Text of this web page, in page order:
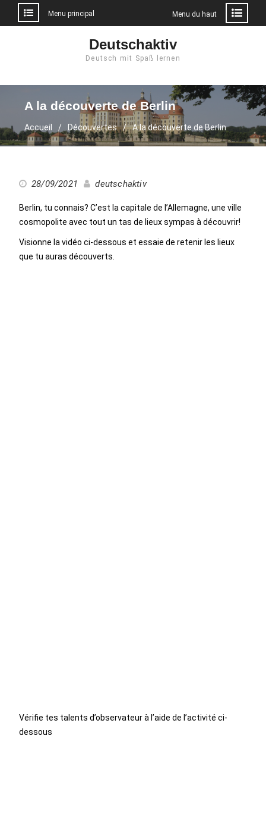
Menu principal Menu du haut
Deutschaktiv
Deutsch mit Spaß lernen
A la découverte de Berlin
Accueil Découvertes A la découverte de Berlin
28/09/2021 deutschaktiv
Berlin, tu connais? C’est la capitale de l’Allemagne, une ville
cosmopolite avec tout un tas de lieux sympas à découvrir!
Visionne la vidéo ci-dessous et essaie de retenir les lieux
que tu auras découverts.
Vérifie tes talents d’observateur à l’aide de l’activité ci-
dessous